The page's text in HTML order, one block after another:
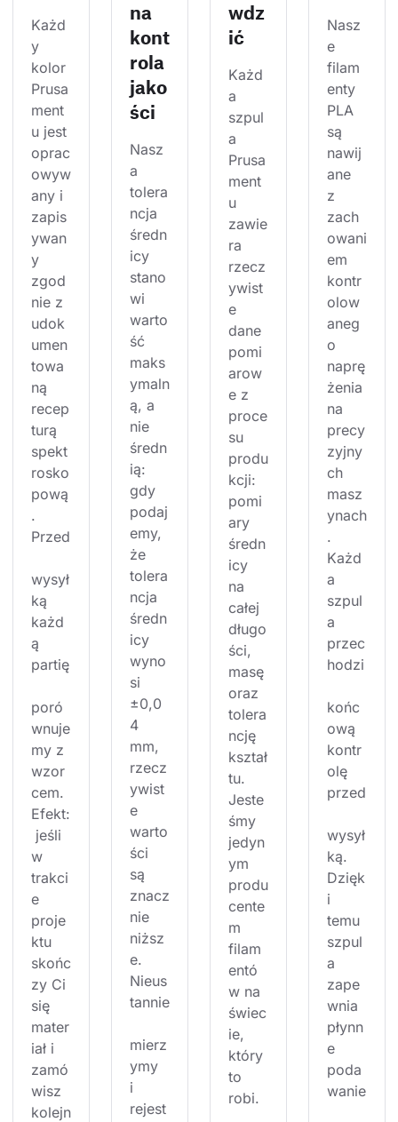
Każd
y
kolor
Prusa
ment
u jest
oprac
owyw
any i
zapis
ywan
y
zgod
nie z
udok
umen
towa
ną
recep
turą
spekt
rosko
pową
.
Przed
wysył
ką
każd
ą
partię
poró
wnuje
my z
wzor
cem.
Efekt:
jeśli
w
trakci
e
proje
ktu
skońc
zy Ci
się
mater
iał i
zamó
wisz
kolejn
na
kont
rola
jako
ści
Nasz
a
tolera
ncja
średn
icy
stano
wi
warto
ść
maks
ymaln
ą, a
nie
średn
ią:
gdy
podaj
emy,
że
tolera
ncja
średn
icy
wyno
si
±0,0
4
mm,
rzecz
ywist
e
warto
ści
są
znacz
nie
niższ
e.
Nieus
tannie
mierz
ymy
i
rejest
wdz
ić
Każd
a
szpul
a
Prusa
ment
u
zawie
ra
rzecz
ywist
e
dane
pomi
arow
e z
proce
su
produ
kcji:
pomi
ary
średn
icy
na
całej
długo
ści,
masę
oraz
tolera
ncję
kształ
tu.
Jeste
śmy
jedyn
ym
produ
cente
m
filam
entó
w na
świec
ie,
który
to
robi.
Nasz
e
filam
enty
PLA
są
nawij
ane
z
zach
owani
em
kontr
olow
aneg
o
naprę
żenia
na
precy
zyjny
ch
masz
ynach
.
Każd
a
szpul
a
przec
hodzi
końc
ową
kontr
olę
przed
wysył
ką.
Dzięk
i
temu
szpul
a
zape
wnia
płynn
e
poda
wanie